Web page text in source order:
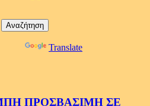
Translate
ΠΡΟΣΒΑΣΙΜΗ ΣΕ